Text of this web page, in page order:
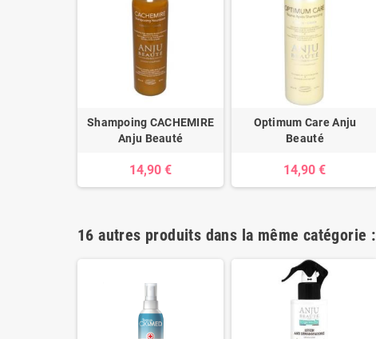
Shampoing CACHEMIRE
Anju Beauté
14,90 €
Optimum Care Anju
Beauté
14,90 €
16 autres produits dans la même catégorie :